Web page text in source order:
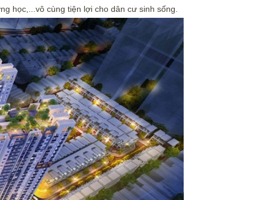
học,...vô cùng tiện lợi cho dân cư sinh sống.